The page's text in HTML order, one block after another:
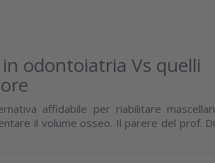
odontoiatria Vs quelli
affidabile per riabilitare mascellari
il volume osseo. Il parere del prof. Di